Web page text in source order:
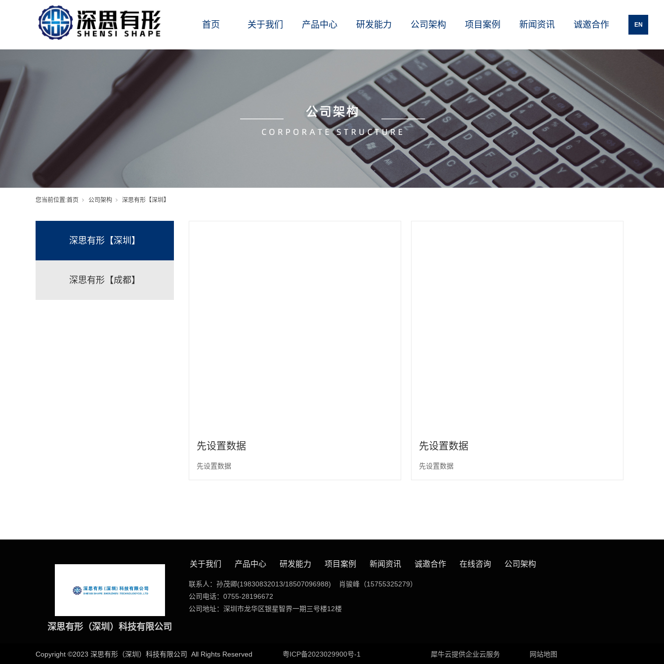
首页 关于我们 产品中心 研发能力 公司架构 项目案例 新闻资讯 诚邀合作
您当前位置:首页 公司架构 深思有形【深圳】
深思有形【深圳】
深思有形【成都】
先设置数据
先设置数据
先设置数据
先设置数据
深思有形（深圳）科技有限公司
关于我们 产品中心 研发能力 项目案例 新闻资讯 诚邀合作 在线咨询 公司架构
联系人：孙茂卿(19830832013/18507096988) 肖骏峰（15755325279）
公司电话：0755-28196672
公司地址：深圳市龙华区银星智界一期三号楼12楼
Copyright ©2023 深思有形（深圳）科技有限公司 All Rights Reserved 粤ICP备2023029900号-1 犀牛云提供企业云服务 网站地图